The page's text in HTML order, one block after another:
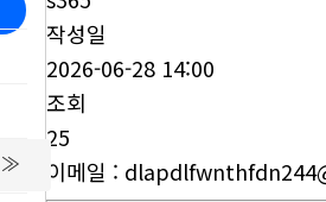
작성일
2026-06-28 14:00
조회
25
이메일 :